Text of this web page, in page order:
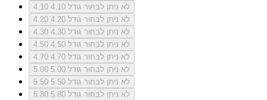
4.10
לא ניתן לבחור גודל 4.10
4.20
לא ניתן לבחור גודל 4.20
4.30
לא ניתן לבחור גודל 4.30
4.50
לא ניתן לבחור גודל 4.50
4.70
לא ניתן לבחור גודל 4.70
5.00
לא ניתן לבחור גודל 5.00
5.50
לא ניתן לבחור גודל 5.50
5.80
לא ניתן לבחור גודל 5.80